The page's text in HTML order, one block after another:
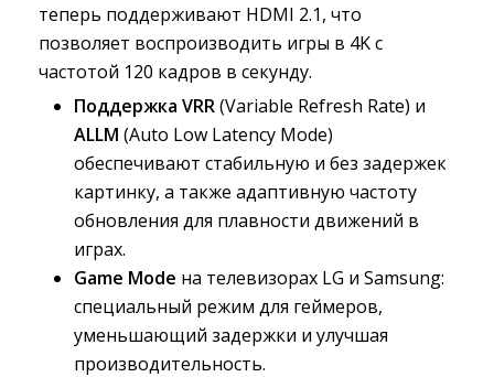
теперь поддерживают HDMI 2.1, что
позволяет воспроизводить игры в 4K с
частотой 120 кадров в секунду.
Поддержка VRR(Variable Refresh Rate) и
ALLM (Auto Low Latency Mode)
обеспечивают стабильную и без задержек
картинку, а также адаптивную частоту
обновления для плавности движений в
играх.
Game Mode на телевизорах LG и Samsung:
специальный режим для геймеров,
уменьшающий задержки и улучшая
производительность.